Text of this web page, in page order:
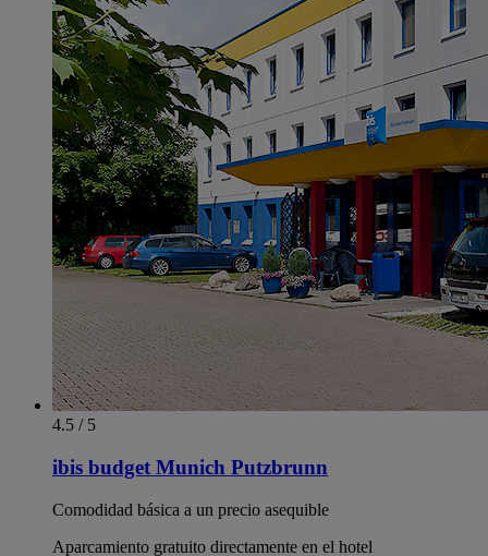
4.5 / 5
ibis budget Munich Putzbrunn
Comodidad básica a un precio asequible
Aparcamiento gratuito directamente en el hotel